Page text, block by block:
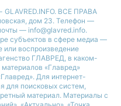
ВСЕ ПРАВА
дом 23. Телефон —
— info@glavred.info.
cубъектов в сфере медиа —
или воспроизведение
ГЛАВРЕД, в каком-
«Главред»
Для интернет-
для поисковых систем,
материал. Материалы с